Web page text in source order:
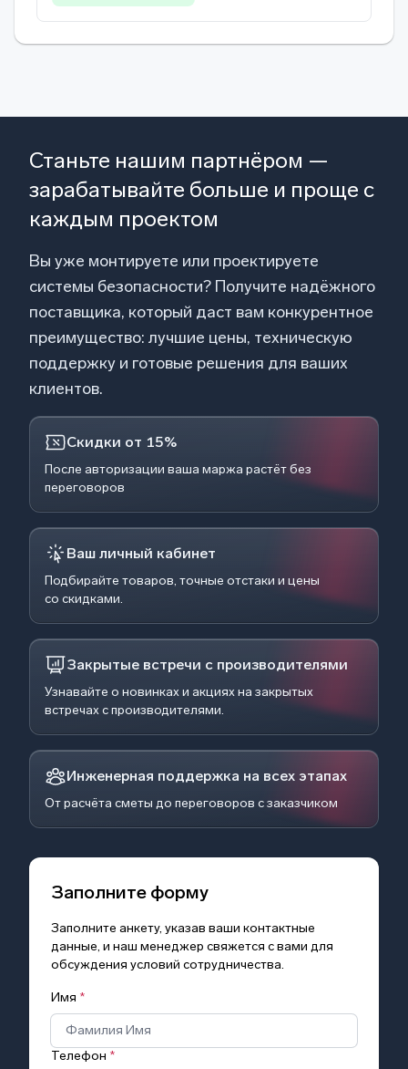
Станьте нашим партнёром —
зарабатывайте больше и проще с
каждым проектом
Вы уже монтируете или проектируете
системы безопасности? Получите надёжного
поставщика, который даст вам конкурентное
преимущество: лучшие цены, техническую
поддержку и готовые решения для ваших
клиентов.
Скидки от 15%
После авторизации ваша маржа растёт без
переговоров
Ваш личный кабинет
Подбирайте товаров, точные отстаки и цены
со скидками.
Закрытые встречи с производителями
Узнавайте о новинках и акциях на закрытых
встречах с производителями.
Инженерная поддержка на всех этапах
От расчёта сметы до переговоров с заказчиком
Заполните форму
Заполните анкету, указав ваши контактные
данные, и наш менеджер свяжется с вами для
обсуждения условий сотрудничества.
Имя *
Телефон *